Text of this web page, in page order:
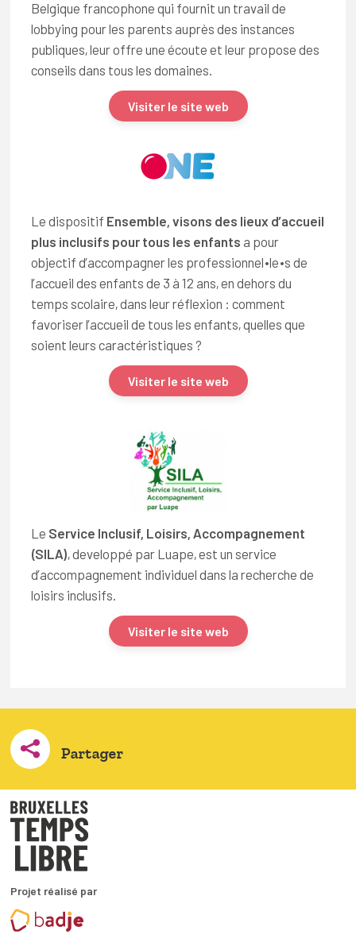
Belgique francophone qui fournit un travail de
lobbying pour les parents auprès des instances
publiques, leur offre une écoute et leur propose des
conseils dans tous les domaines.
Visiter le site web
Le dispositif Ensemble, visons des lieux d’accueil
plus inclusifs pour tous les enfants a pour
objectif d’accompagner les professionnel∙le∙s de
l’accueil des enfants de 3 à 12 ans, en dehors du
temps scolaire, dans leur réflexion : comment
favoriser l’accueil de tous les enfants, quelles que
soient leurs caractéristiques ?
Visiter le site web
Le Service Inclusif, Loisirs, Accompagnement
(SILA), developpé par Luape, est un service
d’accompagnement individuel dans la recherche de
loisirs inclusifs.
Visiter le site web
Partager
Projet réalisé par